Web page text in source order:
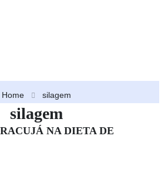
Home silagem
silagem
NA DIETA DE